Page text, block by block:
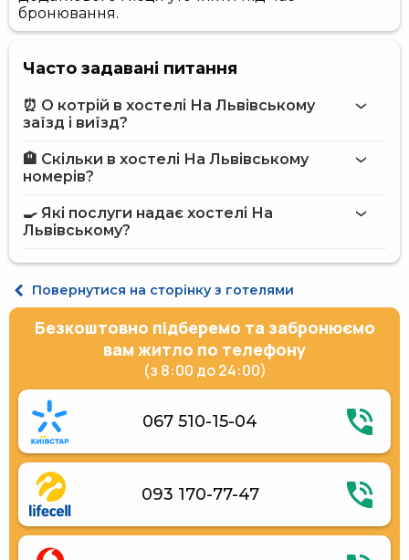
бронювання.
Часто задавані питання
⏰ О котрій в хостелі На Львівському
заїзд і виїзд?
Більше інформації про Хостел На Львівському
🏨 Скільки в хостелі На Львівському
номерів?
🍳 Які послуги надає хостелі На
Львівському?
Пральня
Ресторан
Сауна
Кав'ярня на території
Парковка під охороною
Повернутися на сторінку з готелями
Безкоштовно підберемо та забронюємо
вам житло по телефону
(з 8:00 до 24:00)
067 510-15-04
093 170-77-47